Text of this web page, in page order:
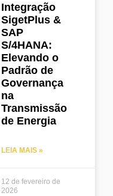
Integração
SigetPlus &
SAP
S/4HANA:
Elevando o
Padrão de
Governança
na
Transmissão
de Energia
LEIA MAIS »
12 de fevereiro de
2026